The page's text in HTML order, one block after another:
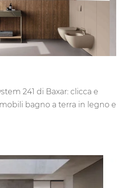
241 di Baxar: clicca e
bagno a terra in legno e